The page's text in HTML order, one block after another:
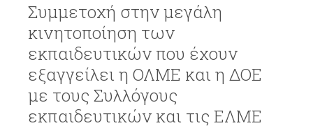
Συμμετοχή στην μεγάλη
κινητοποίηση των
εκπαιδευτικών που έχουν
εξαγγείλει η ΟΛΜΕ και η ΔΟΕ
με τους Συλλόγους
εκπαιδευτικών και τις ΕΛΜΕ